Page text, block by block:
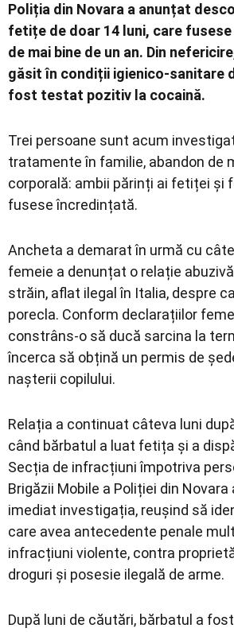
Poliția din Novara a anunțat
fetițe de doar 14 luni, care
de mai bine de un an. Din
găsit în condiții igienico-sanitare
fost testat pozitiv la cocaină.
Trei persoane sunt acum
tratamente în familie, abandon de
corporală: ambii părinți ai fetiței și
fusese încredințată.
Ancheta a demarat în urmă cu
femeie a denunțat o relație
străin, aflat ilegal în Italia, despre
porecla. Conform declarațiilor
constrâns-o să ducă sarcina la
încerca să obțină un permis de
nașterii copilului.
Relația a continuat câteva luni
când bărbatul a luat fetița și a
Secția de infracțiuni împotriva
Brigăzii Mobile a Poliției din Novara
imediat investigația, reușind să
care avea antecedente penale
infracțiuni violente, contra
droguri și posesie ilegală de arme.
După luni de căutări, bărbatul a